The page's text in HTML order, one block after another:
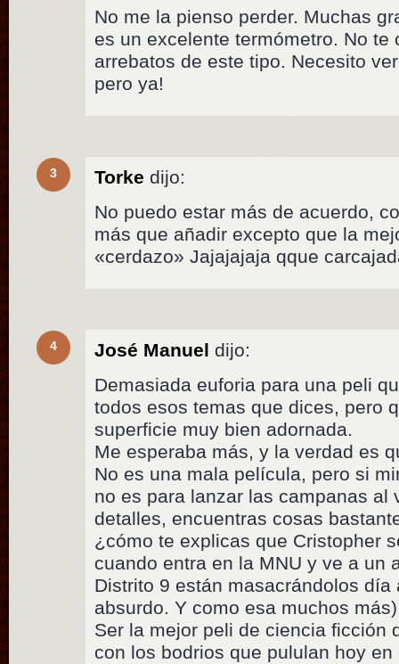
No me la pienso perder. Muchas
es un excelente termómetro. No te
arrebatos de este tipo. Necesito
pero ya!
3 Torke dijo:
No puedo estar más de acuerdo,
más que añadir excepto que la
«cerdazo» Jajajajaja qque
4 José Manuel dijo:
Demasiada euforia para una peli
todos esos temas que dices, pero
superficie muy bien adornada.
Me esperaba más, y la verdad es
No es una mala película, pero si
no es para lanzar las campanas al
detalles, encuentras cosas
¿cómo te explicas que Cristopher
cuando entra en la MNU y ve a un
Distrito 9 están masacrándolos
absurdo. Y como esa muchos
Ser la mejor peli de ciencia ficción
con los bodrios que pululan hoy